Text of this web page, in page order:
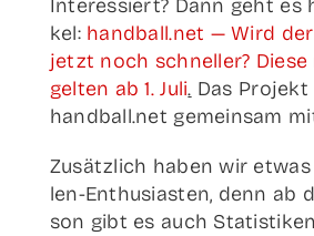
Inter­es­siert? Dann geht
kel: handball.net — Wird
jetzt noch schnel­ler? Die­se
gel­ten ab 1. Juli. Das
handball.net gemein­sam
Zusätz­lich haben wir
len-Ent­hu­­si­as­­ten, denn ab
son gibt es auch